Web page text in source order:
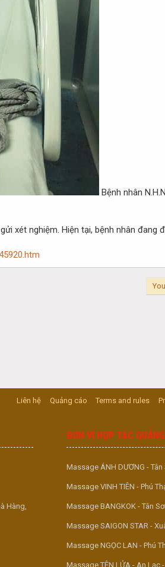
Bệnh nhân
xét nghiệm. Hiện tại, bệnh nhân đang
Liên hệ Quảng cáo Terms and rules
Hàng,
ĐƠN VỊ HỢP TÁC
Massage ÁNH DƯƠNG - Tân
Massage VINH TIÊN - Phú
Massage BANGKOK - Tân
Massage SAIGON STAR -
Massage NGỌC LAN - Phú
Massage TÊN LỬA - An Lạc